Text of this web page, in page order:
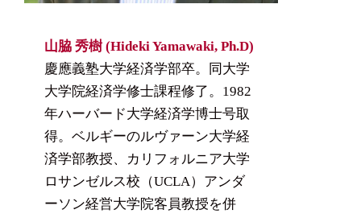
山脇 秀樹 (Hideki Yamawaki, Ph.D)
慶應義塾大学経済学部卒。同大学
大学院経済学修士課程修了。1982
年ハーバード大学経済学博士号取
得。ベルギーのルヴァーン大学経
済学部教授、カリフォルニア大学
ロサンゼルス校（UCLA）アンダ
ーソン経営大学院客員教授を併